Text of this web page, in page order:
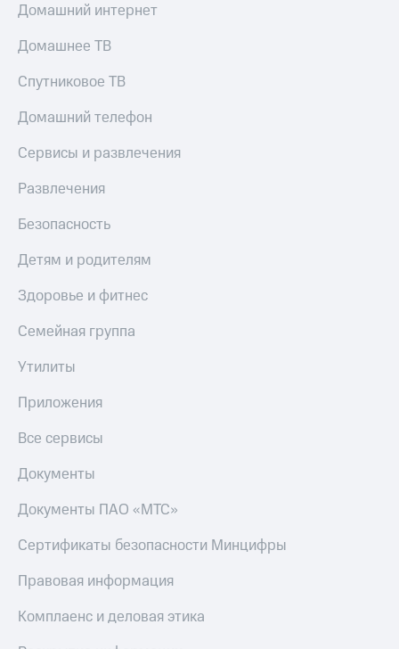
Домашний интернет
Домашнее ТВ
Спутниковое ТВ
Домашний телефон
Сервисы и развлечения
Развлечения
Безопасность
Детям и родителям
Здоровье и фитнес
Семейная группа
Утилиты
Приложения
Все сервисы
Документы
Документы ПАО «МТС»
Сертификаты безопасности Минцифры
Правовая информация
Комплаенс и деловая этика